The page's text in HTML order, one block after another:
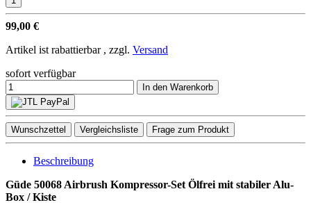
99,00 €
Artikel ist rabattierbar , zzgl. Versand
sofort verfügbar
In den Warenkorb
Wunschzettel Vergleichsliste Frage zum Produkt
Beschreibung
Güde 50068 Airbrush Kompressor-Set Ölfrei mit stabiler Alu-
Box / Kiste